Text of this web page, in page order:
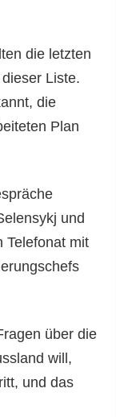
die letzten
Liste.
die
Plan
und
Telefonat mit
über die
will,
und das